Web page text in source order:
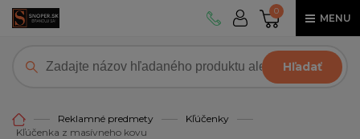
0
MENU
Hľadať
Reklamné predmety
Kľúčenky
Kľúčenka z masívneho kovu